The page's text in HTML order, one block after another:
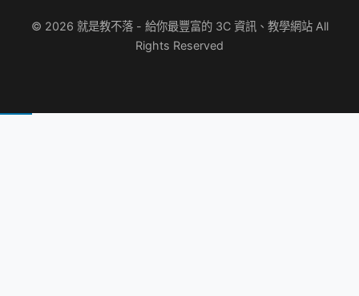
© 2026 就是教不落 - 給你最豐富的 3C 資訊、教學網站 All
Rights Reserved